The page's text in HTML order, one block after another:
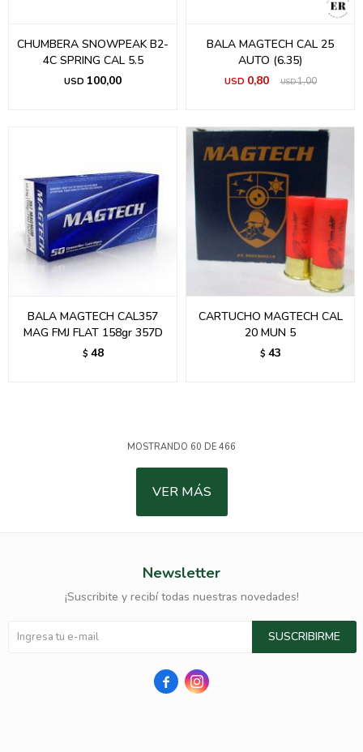
CHUMBERA SNOWPEAK B2-
4C SPRING CAL 5.5
USD 100,00
BALA MAGTECH CAL 25
AUTO (6.35)
USD 0,80 USD1,00
BALA MAGTECH CAL357
MAG FMJ FLAT 158gr 357D
$ 48
CARTUCHO MAGTECH CAL
20 MUN 5
$ 43
MOSTRANDO 60 DE 466
VER MÁS
Newsletter
¡Suscribite y recibí todas nuestras novedades!
SUSCRIBIRME
 